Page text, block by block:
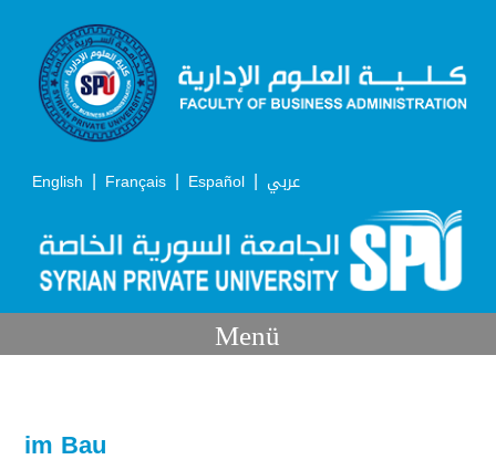
English | Français | Español | عربي
Menü
im Bau